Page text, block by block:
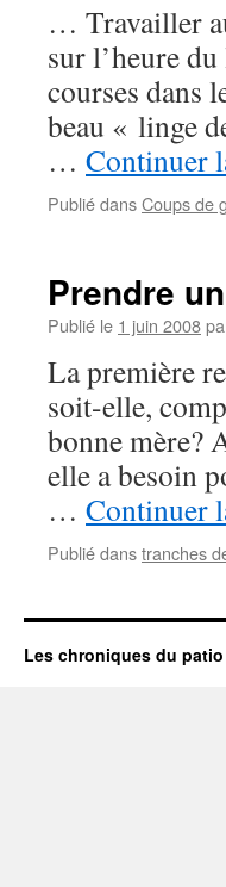
… Travailler
sur l’heure
courses dans
beau « linge
… Continuer
Publié dansCoups de
Prendre
Publié le 1 juin 2008
La première
soit-elle,
bonne mère?
elle a besoin
… Continuer
Publié danstranches
Les chroniques du patio